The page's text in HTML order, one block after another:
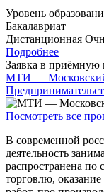
Уровень
Бакалавриат
Дистанционная
Подробнее
Заявка в приёмную
МТИ — Московский
Посмотреть все
В современной
деятельность
распространена по
торговлю,